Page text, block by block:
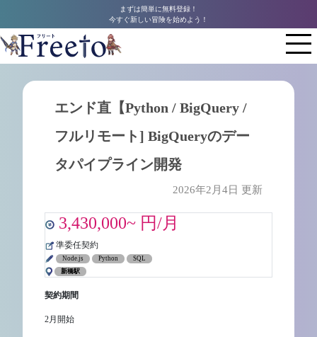
まずは簡単に無料登録！
今すぐ新しい冒険を始めよう！
エンド直【Python / BigQuery /
フルリモート] BigQueryのデー
タパイプライン開発
2026年2月4日 更新
3,430,000~ 円/月
準委任契約
Node.js Python
SQL
新橋駅
契約期間
2月開始